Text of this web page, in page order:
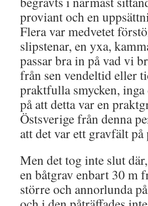
proviant och en
Flera var medvetet
slipstenar, en yxa,
passar bra in på vad vi
från sen vendeltid eller
praktfulla smycken,
på att detta var en
Östsverige från denna
att det var ett gravfält på
Men det tog inte slut
en båtgrav enbart 30 m
större och annorlunda